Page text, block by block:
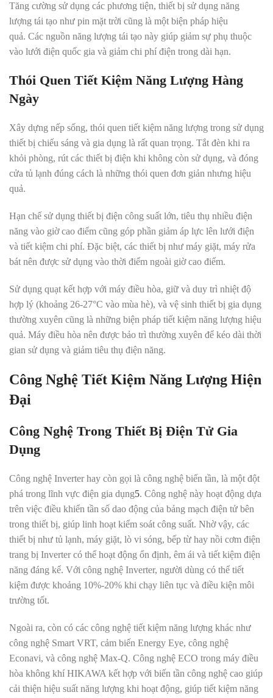
Tăng cường sử dụng các phương tiện, thiết bị sử dụng năng
lượng tái tạo như pin mặt trời cũng là một biện pháp hiệu
quả. Các nguồn năng lượng tái tạo này giúp giảm sự phụ thuộc
vào lưới điện quốc gia và giảm chi phí điện trong dài hạn.
Thói Quen Tiết Kiệm Năng Lượng Hàng
Ngày
Xây dựng nếp sống, thói quen tiết kiệm năng lượng trong sử dụng
thiết bị chiếu sáng và gia dụng là rất quan trọng. Tắt đèn khi ra
khỏi phòng, rút các thiết bị điện khi không còn sử dụng, và đóng
cửa tủ lạnh đúng cách là những thói quen đơn giản nhưng hiệu
quả.
Hạn chế sử dụng thiết bị điện công suất lớn, tiêu thụ nhiều điện
năng vào giờ cao điểm cũng góp phần giảm áp lực lên lưới điện
và tiết kiệm chi phí. Đặc biệt, các thiết bị như máy giặt, máy rửa
bát nên được sử dụng vào thời điểm ngoài giờ cao điểm.
Sử dụng quạt kết hợp với máy điều hòa, giữ và duy trì nhiệt độ
hợp lý (khoảng 26-27°C vào mùa hè), và vệ sinh thiết bị gia dụng
thường xuyên cũng là những biện pháp tiết kiệm năng lượng hiệu
quả. Máy điều hòa nên được bảo trì thường xuyên để kéo dài thời
gian sử dụng và giảm tiêu thụ điện năng.
Công Nghệ Tiết Kiệm Năng Lượng Hiện
Đại
Công Nghệ Trong Thiết Bị Điện Tử Gia
Dụng
Công nghệ Inverter hay còn gọi là công nghệ biến tần, là một đột
phá trong lĩnh vực điện gia dụng5. Công nghệ này hoạt động dựa
trên việc điều khiển tần số dao động của bảng mạch điện tử bên
trong thiết bị, giúp linh hoạt kiểm soát công suất. Nhờ vậy, các
thiết bị như tủ lạnh, máy giặt, lò vi sóng, bếp từ hay nồi cơm điện
trang bị Inverter có thể hoạt động ổn định, êm ái và tiết kiệm điện
năng đáng kể. Với công nghệ Inverter, người dùng có thể tiết
kiệm được khoảng 10%-20% khi chạy liên tục và điều kiện môi
trường tốt.
Ngoài ra, còn có các công nghệ tiết kiệm năng lượng khác như
công nghệ Smart VRT, cảm biến Energy Eye, công nghệ
Econavi, và công nghệ Max-Q. Công nghệ ECO trong máy điều
hòa không khí HIKAWA kết hợp với biến tần công nghệ cao giúp
cải thiện hiệu suất năng lượng khi hoạt động, giúp tiết kiệm năng